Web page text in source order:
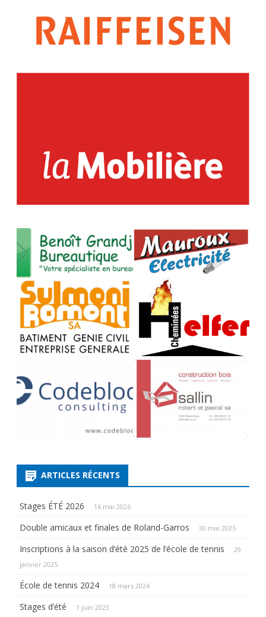
ARTICLES RÉCENTS
Stages ÉTÉ 2026 16 mai 2026
Double amicaux et finales de Roland-Garros 30 mai 2025
Inscriptions à la saison d’été 2025 de l’école de tennis
29
janvier 2025
École de tennis 2024 18 mars 2024
Stages d’été 1 juin 2023